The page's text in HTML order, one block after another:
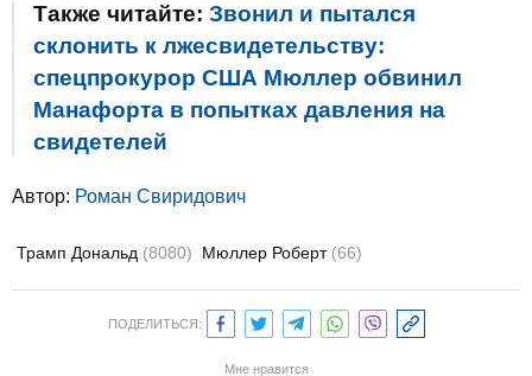
Также читайте: Звонил и пытался
склонить к лжесвидетельству:
спецпрокурор США Мюллер обвинил
Манафорта в попытках давления на
свидетелей
Автор: Роман Свиридович
Трамп Дональд (8080) Мюллер Роберт (66)
ПОДЕЛИТЬСЯ:
Мне нравится